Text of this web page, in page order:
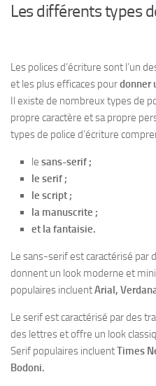
Les différents types
Les polices d’écriture sont l’un
et les plus efficaces pourdonner
Il existe de nombreux types de
propre caractère et sa propre
types de police d’écriture
le sans-serif ;
le serif ;
le script ;
la manuscrite ;
et la fantaisie.
Le sans-serif est caractérisé par
donnent un look moderne et
populaires incluentArial,
Le serif est caractérisé par des
des lettres et offre un look
Serif populaires incluentTimes
Bodoni.